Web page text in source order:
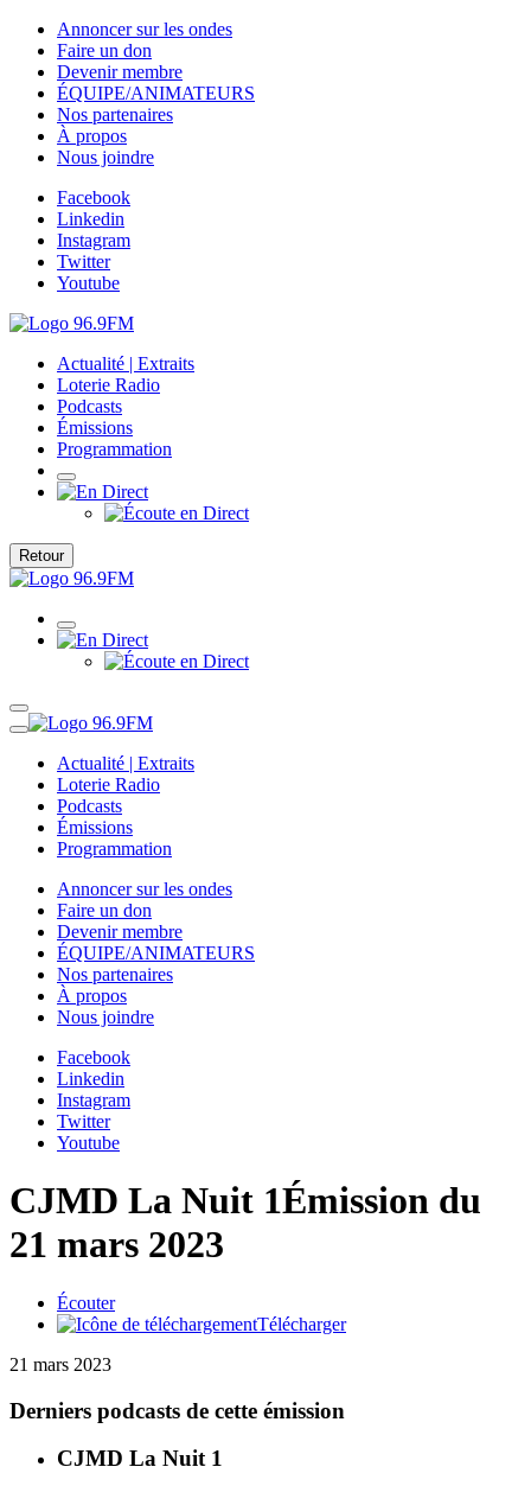
Annoncer sur les ondes
Faire un don
Devenir membre
ÉQUIPE/ANIMATEURS
Nos partenaires
À propos
Nous joindre
Facebook
Linkedin
Instagram
Twitter
Youtube
Actualité | Extraits
Loterie Radio
Podcasts
Émissions
Programmation
Retour
Actualité | Extraits
Loterie Radio
Podcasts
Émissions
Programmation
Annoncer sur les ondes
Faire un don
Devenir membre
ÉQUIPE/ANIMATEURS
Nos partenaires
À propos
Nous joindre
Facebook
Linkedin
Instagram
Twitter
Youtube
CJMD La Nuit 1Émission du
21 mars 2023
Écouter
Télécharger
21 mars 2023
Derniers podcasts de cette émission
CJMD La Nuit 1